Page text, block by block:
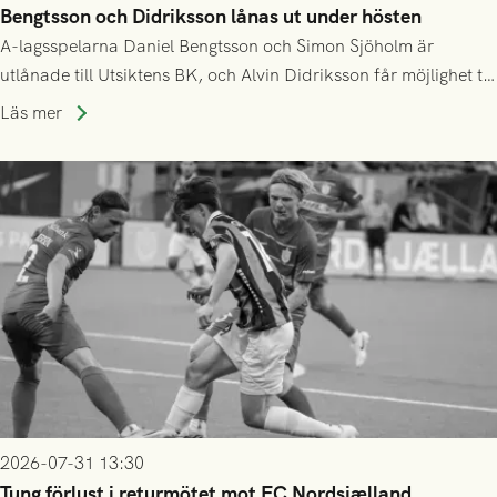
Bengtsson och Didriksson lånas ut under hösten
A-lagsspelarna Daniel Bengtsson och Simon Sjöholm är
utlånade till Utsiktens BK, och Alvin Didriksson får möjlighet till
speltid i Hestrafors genom föreningssamarbete.
Läs mer
2026-07-31 13:30